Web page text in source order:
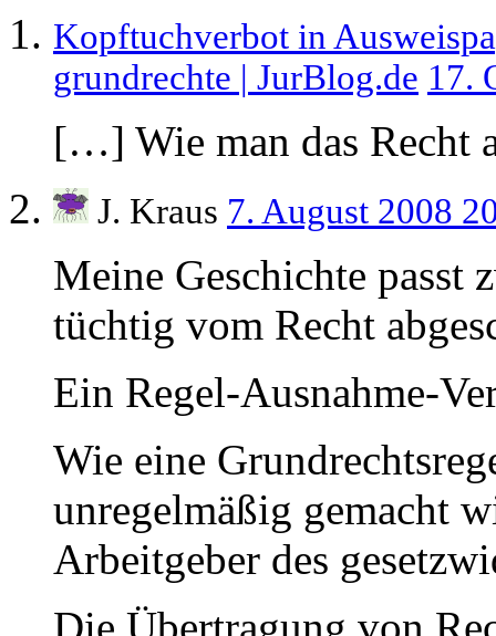
Kopftuchverbot in
grundrechte | JurBlog.de 17.
[…] Wie man das Recht
J. Kraus 7. August 2008
Meine Geschichte passt
tüchtig vom Recht
Ein Regel-Ausnahme-
Wie eine
unregelmäßig gemacht
Arbeitgeber des